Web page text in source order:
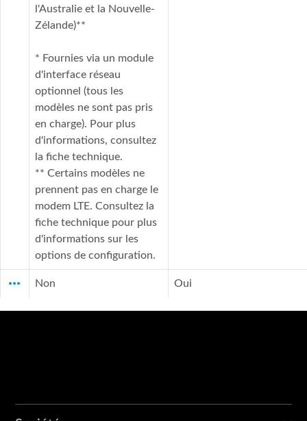
l'Australie et la Nouvelle-
Zélande)**
* Fournies via un module
d'interface réseau
optionnel (tous les
modèles ne sont pas pris
en charge). Pour plus
d'informations, consultez
la fiche technique.
** Certains modèles ne
prennent pas en charge le
modem LTE. Consultez la
fiche technique pour plus
d'informations sur les
options de configuration.
more_horiz Non Oui